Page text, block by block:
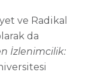
ve Radikal
da
İzlenimcilik: